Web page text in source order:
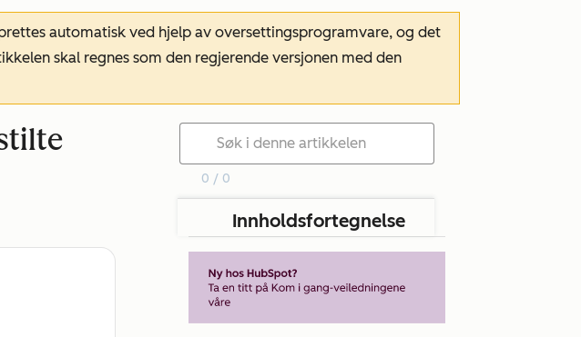
automatisk ved hjelp av oversettingsprogramvare, og det
skal regnes som den regjerende versjonen med den
0 / 0
Innholdsfortegnelse